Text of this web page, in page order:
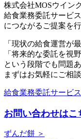
株式会社MOSウイン
給食業務委託サービ
につながるご提案を
「現状の給食運営が
「将来的な委託を視
という段階でも問題
まずはお気軽にご相
給食業務委託サービ
お問い合わせはこ
ずんだ餅 ＞